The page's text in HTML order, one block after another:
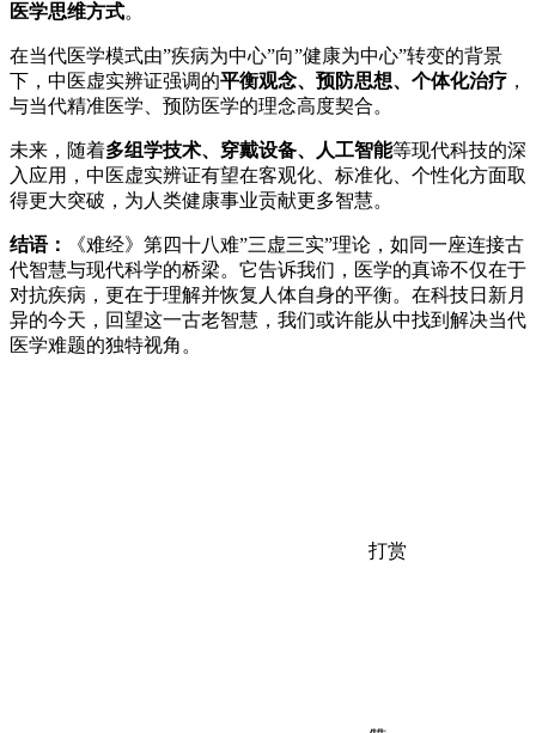
医学思维方式。
在当代医学模式由”疾病为中心”向”健康为中心”转变的背景
下，中医虚实辨证强调的平衡观念、预防思想、个体化治疗 ，
与当代精准医学、预防医学的理念高度契合。
未来，随着多组学技术、穿戴设备、人工智能等现代科技的深
入应用，中医虚实辨证有望在客观化、标准化、个性化方面取
得更大突破，为人类健康事业贡献更多智慧。
结语：
《难经》第四十八难”三虚三实”理论，如同一座连接古
代智慧与现代科学的桥梁。它告诉我们，医学的真谛不仅在于
对抗疾病，更在于理解并恢复人体自身的平衡。在科技日新月
异的今天，回望这一古老智慧，我们或许能从中找到解决当代
医学难题的独特视角。
打赏